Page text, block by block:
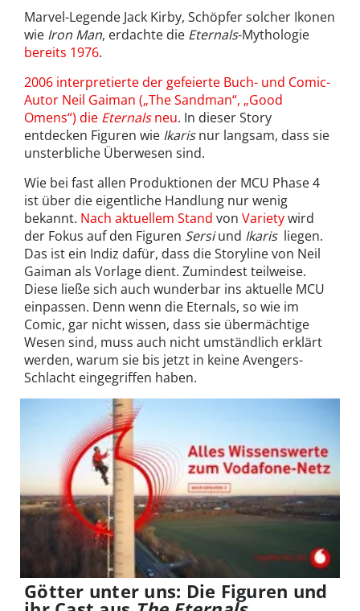
Marvel-Legende Jack Kirby, Schöpfer solcher Ikonen
wie Iron Man, erdachte die Eternals-Mythologie
bereits 1976.
2006 interpretierte der gefeierte Buch- und Comic-
Autor Neil Gaiman („The Sandman“, „Good
Omens“) die Eternalsneu. In dieser Story
entdecken Figuren wie Ikarisnur langsam, dass sie
unsterbliche Überwesen sind.
Wie bei fast allen Produktionen der MCU Phase 4
ist über die eigentliche Handlung nur wenig
bekannt. Nach aktuellem Stand von Varietywird
der Fokus auf den Figuren Sersiund Ikarisliegen.
Das ist ein Indiz dafür, dass die Storyline von Neil
Gaiman als Vorlage dient. Zumindest teilweise.
Diese ließe sich auch wunderbar ins aktuelle MCU
einpassen. Denn wenn die Eternals, so wie im
Comic, gar nicht wissen, dass sie übermächtige
Wesen sind, muss auch nicht umständlich erklärt
werden, warum sie bis jetzt in keine Avengers-
Schlacht eingegriffen haben.
Götter unter uns: Die Figuren und